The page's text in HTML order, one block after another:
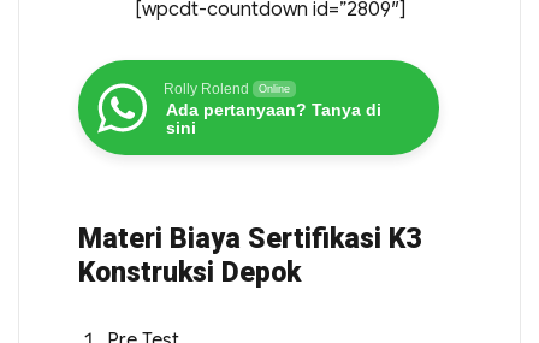
[wpcdt-countdown id=”2809″]
Rolly Rolend Online
Ada pertanyaan? Tanya di
sini
Materi Biaya Sertifikasi K3
Konstruksi Depok